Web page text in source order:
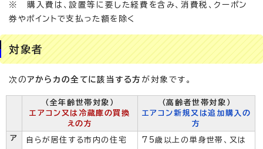
※ 購入費は、設置等に要した経費を含み、消費税、クーポン
券やポイントで支払った額を除く
対象者
次のアからカの全てに該当する方 が対象です。
（全年齢世帯対象）
エアコン又は冷蔵庫の買換
えの方
（高齢者世帯対象）
エアコン新規又は追加購入の
方
ア
自らが居住する市内の住宅
75歳以上の単身世帯、又は